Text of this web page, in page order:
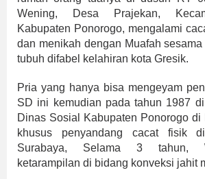
Wening, Desa Prajekan,
Kabupaten Ponorogo, mengalami
dan menikah dengan Muafah
tubuh difabel kelahiran kota Gresik.
Pria yang hanya bisa mengeyam
SD ini kemudian pada tahun 1987
Dinas Sosial Kabupaten Ponorogo di
khusus penyandang cacat fisik
Surabaya, Selama 3 tahun,
ketarampilan di bidang konveksi jahit